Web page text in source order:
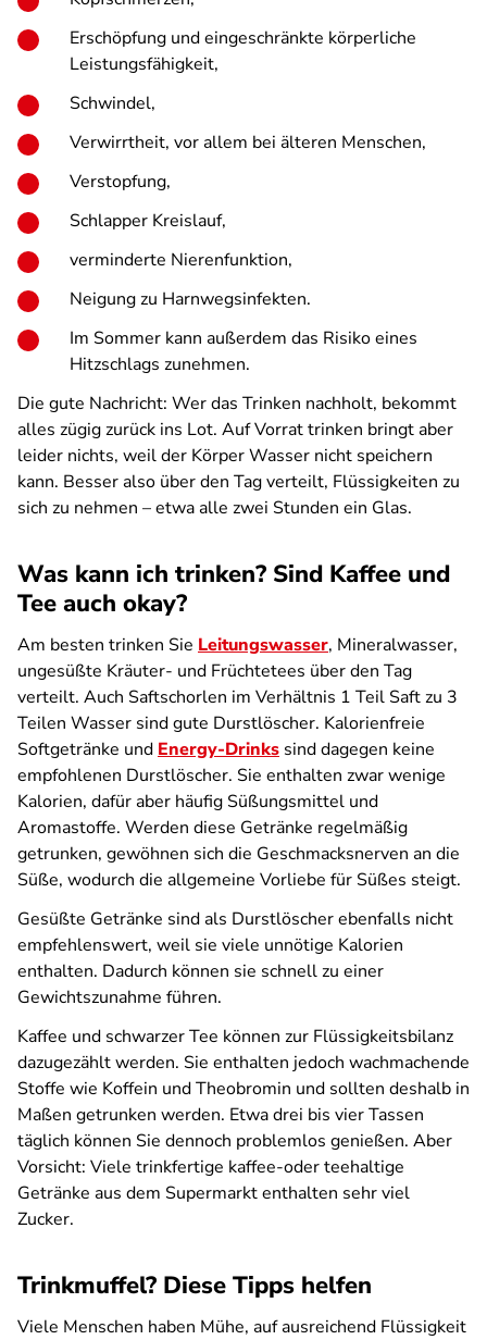
Erschöpfung und eingeschränkte körperliche
Leistungsfähigkeit,
Schwindel,
Verwirrtheit, vor allem bei älteren Menschen,
Verstopfung,
Schlapper Kreislauf,
verminderte Nierenfunktion,
Neigung zu Harnwegsinfekten.
Im Sommer kann außerdem das Risiko eines
Hitzschlags zunehmen.
Die gute Nachricht: Wer das Trinken nachholt, bekommt
alles zügig zurück ins Lot. Auf Vorrat trinken bringt aber
leider nichts, weil der Körper Wasser nicht speichern
kann. Besser also über den Tag verteilt, Flüssigkeiten zu
sich zu nehmen – etwa alle zwei Stunden ein Glas.
Was kann ich trinken? Sind Kaffee und
Tee auch okay?
Am besten trinken Sie Leitungswasser, Mineralwasser,
ungesüßte Kräuter- und Früchtetees über den Tag
verteilt. Auch Saftschorlen im Verhältnis 1 Teil Saft zu 3
Teilen Wasser sind gute Durstlöscher. Kalorienfreie
Softgetränke und Energy-Drinks sind dagegen keine
empfohlenen Durstlöscher. Sie enthalten zwar wenige
Kalorien, dafür aber häufig Süßungsmittel und
Aromastoffe. Werden diese Getränke regelmäßig
getrunken, gewöhnen sich die Geschmacksnerven an die
Süße, wodurch die allgemeine Vorliebe für Süßes steigt.
Gesüßte Getränke sind als Durstlöscher ebenfalls nicht
empfehlenswert, weil sie viele unnötige Kalorien
enthalten. Dadurch können sie schnell zu einer
Gewichtszunahme führen.
Kaffee und schwarzer Tee können zur Flüssigkeitsbilanz
dazugezählt werden. Sie enthalten jedoch wachmachende
Stoffe wie Koffein und Theobromin und sollten deshalb in
Maßen getrunken werden. Etwa drei bis vier Tassen
täglich können Sie dennoch problemlos genießen. Aber
Vorsicht: Viele trinkfertige kaffee-oder teehaltige
Getränke aus dem Supermarkt enthalten sehr viel
Zucker.
Trinkmuffel? Diese Tipps helfen
Viele Menschen haben Mühe, auf ausreichend Flüssigkeit